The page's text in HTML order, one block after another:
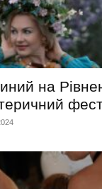
на